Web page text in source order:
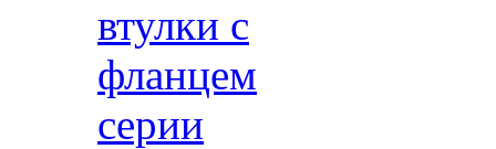
втулки с
фланцем
серии